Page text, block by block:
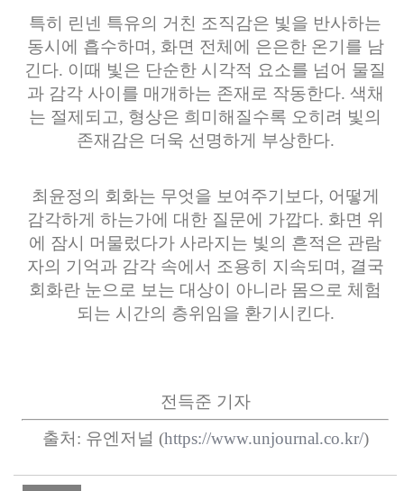
특히 린넨 특유의 거친 조직감은 빛을 반사하는
동시에 흡수하며, 화면 전체에 은은한 온기를 남
긴다. 이때 빛은 단순한 시각적 요소를 넘어 물질
과 감각 사이를 매개하는 존재로 작동한다. 색채
는 절제되고, 형상은 희미해질수록 오히려 빛의
존재감은 더욱 선명하게 부상한다.
최윤정의 회화는 무엇을 보여주기보다, 어떻게
감각하게 하는가에 대한 질문에 가깝다. 화면 위
에 잠시 머물렀다가 사라지는 빛의 흔적은 관람
자의 기억과 감각 속에서 조용히 지속되며, 결국
회화란 눈으로 보는 대상이 아니라 몸으로 체험
되는 시간의 층위임을 환기시킨다.
전득준 기자
출처: 유엔저널 (https://www.unjournal.co.kr/)